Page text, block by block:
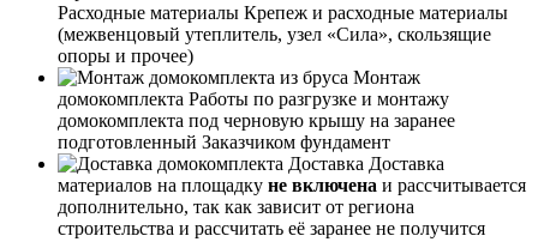
Расходные материалы Крепеж и расходные материалы
(межвенцовый утеплитель, узел «Сила», скользящие
опоры и прочее)
Монтаж
домокомплекта Работы по разгрузке и монтажу
домокомплекта под черновую крышу на заранее
подготовленный Заказчиком фундамент
Доставка Доставка
материалов на площадку не включена и рассчитывается
дополнительно, так как зависит от региона
строительства и рассчитать её заранее не получится